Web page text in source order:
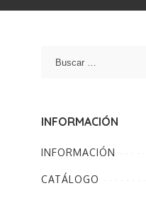
INFORMACIÓN
INFORMACIÓN
CATÁLOGO